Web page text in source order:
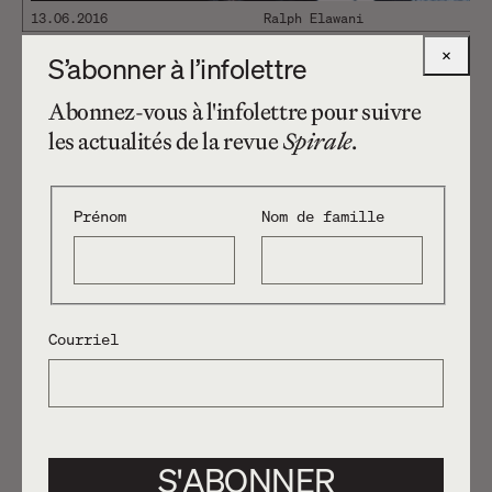
Assassination of…
13.06.2016 Ralph Elawani
Article CHAMBRE D’ÉCHO DE LA
VIOLENCE
Article L’USAGE RAISONNABLE DE LA
×
S’abonner à l’infolettre
Abonnez-vous à l'infolettre pour suivre
les actualités de la revueSpirale.
Prénom Nom de famille
Courriel
S'ABONNER